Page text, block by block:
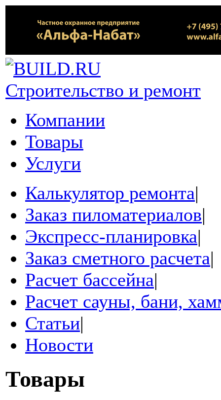
Строительство и ремонт
Компании
Товары
Услуги
Калькулятор ремонта|
Заказ пиломатериалов|
Экспресс-планировка|
Заказ сметного расчета|
Расчет бассейна|
Расчет сауны, бани,
Статьи|
Новости
Товары